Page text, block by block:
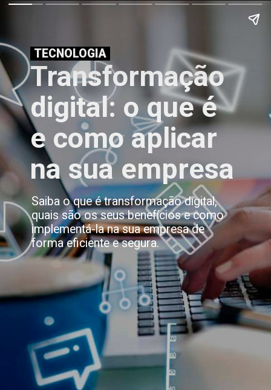
TECNOLOGIA
Transformação
digital: o que é
e como aplicar
na sua empresa
Saiba o que é transformação digital,
quais são os seus benefícios e como
implementá-la na sua empresa de
forma eficiente e segura.